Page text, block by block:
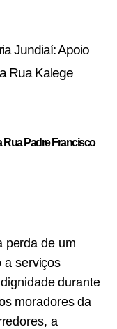
Jundiaí: Apoio
Rua Kalege
Rua Padre Francisco
perda de um
a serviços
durante
moradores da
a